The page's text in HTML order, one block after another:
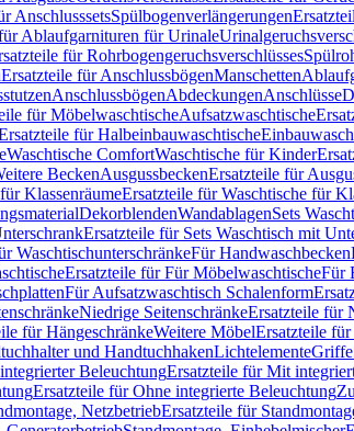
AnschlusssetsSpülbogenverlängerungen
Ablaufgarnituren für Urinale
für Rohrbogengeruchsverschlüsses
Ersatzteile für AnschlussbögenManschetten
AnschlussbögenAbdeckungenAnschlüsse
für MöbelwaschtischeAufsatzwaschtische
für Halbeinbauwaschtische
Waschtische ComfortWaschtische für Kinder
BeckenAusgussbeckenErsatzteile für
KlassenräumeErsatzteile für Waschtische für
DekorblendenWandablagenSets
Ersatzteile für Sets Waschtisch mit
WaschtischunterschränkeFür Handwaschbecken
Ersatzteile für Für MöbelwaschtischeFür
Für Aufsatzwaschtisch Schalenform
Niedrige SeitenschränkeErsatzteile für
für HängeschränkeWeitere MöbelErsatzteile
und HandtuchhakenLichtelementeGriffe
BeleuchtungErsatzteile für Mit
Ersatzteile für Ohne integrierte Beleuchtung
NetzbetriebErsatzteile für